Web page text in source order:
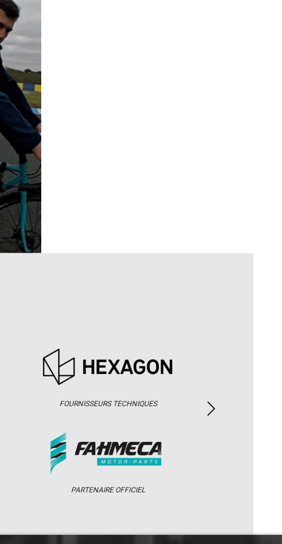
FOURNISSEURS TECHNIQUES
PARTENAIRE OFFICIEL